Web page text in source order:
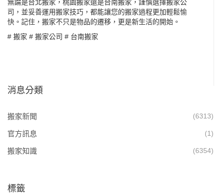
無論是台北搬家，桃園搬家還是台南搬家，謹慎選擇搬家公
司，並妥善運用搬家技巧，都能讓您的搬家過程更加輕鬆愉
快。記住，搬家不只是物品的遷移，更是新生活的開始。
# 搬家 # 搬家公司 # 台南搬家
消息分類
搬家新聞 (6313)
官方訊息 (1)
搬家知識 (6354)
標籤